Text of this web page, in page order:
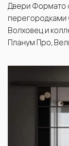
Двери Формато
Волховец и
Планум Про,